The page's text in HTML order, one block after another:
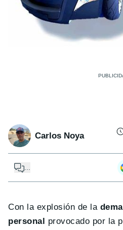
Carlos Noya
...
Con la explosión de la
personal
provocado por la